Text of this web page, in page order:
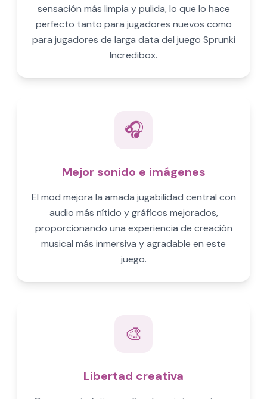
sensación más limpia y pulida, lo que lo hace
perfecto tanto para jugadores nuevos como
para jugadores de larga data del juego Sprunki
Incredibox.
🎧
Mejor sonido e imágenes
El mod mejora la amada jugabilidad central con
audio más nítido y gráficos mejorados,
proporcionando una experiencia de creación
musical más inmersiva y agradable en este
juego.
🎨
Libertad creativa